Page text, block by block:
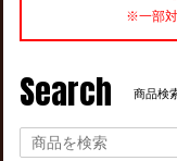
※一部対
Search 商品検